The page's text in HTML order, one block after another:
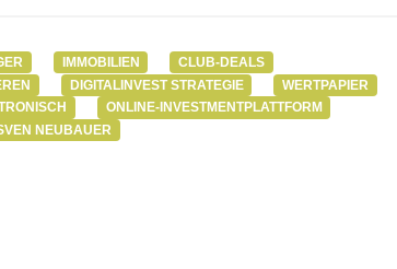
IMMOBILIEN
CLUB-DEALS
DIGITALINVEST STRATEGIE
WERTPAPIER
ONLINE-INVESTMENTPLATTFORM
NEUBAUER